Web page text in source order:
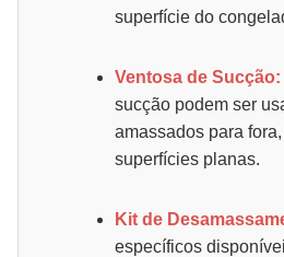
superfície do
Ventosa de Sucção:
sucção podem ser
amassados para
superfícies planas.
Kit de
específicos